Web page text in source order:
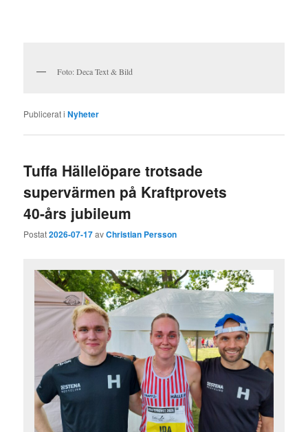
Foto: Deca Text & Bild
Publicerat i Nyheter
Tuffa Hällelöpare trotsade
supervärmen på Kraftprovets
40-års jubileum
Postat2026-07-17avChristian Persson